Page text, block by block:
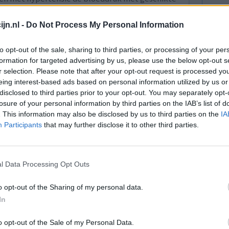
- Do Not Process My Personal Information
opt-out of the sale, sharing to third parties, or processing of your
for targeted advertising by us, please use the below opt-out
selection. Please note that after your opt-out request is processed
interest-based ads based on personal information utilized by us
to third parties prior to your opt-out. You may separately
of your personal information by third parties on the IAB’s list of
This information may also be disclosed by us to third parties on the
Participants that may further disclose it to other third parties.
Data Processing Opt Outs
opt-out of the Sharing of my personal data.
opt-out of the Sale of my Personal Data.
als een hulpmiddel worden ingezet om tot een
lees meer
leeftijd algehele tevredenheid
1
Hoeveelheid bijwerkingen